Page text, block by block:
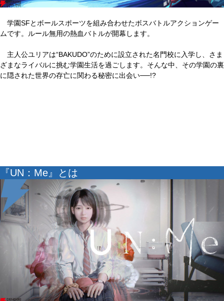
学園SFとボールスポーツを組み合わせたボスバトルアクションゲー
ムです。ルール無用の熱血バトルが開幕します。
主人公ユリアは“BAKUDO”のために設立された名門校に入学し、さま
ざまなライバルに挑む学園生活を過ごします。そんな中、その学園の裏
に隠された世界の存亡に関わる秘密に出会い──!?
『UN：Me』とは